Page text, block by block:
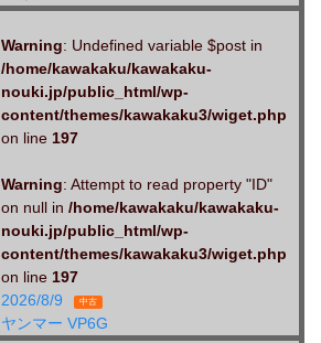
Warning: Undefined variable $post in
/home/kawakaku/kawakaku-
nouki.jp/public_html/wp-
content/themes/kawakaku3/wiget.php
on line 197
Warning: Attempt to read property "ID"
on null in /home/kawakaku/kawakaku-
nouki.jp/public_html/wp-
content/themes/kawakaku3/wiget.php
on line 197
2026/8/9
中古
ヤンマー VP6G